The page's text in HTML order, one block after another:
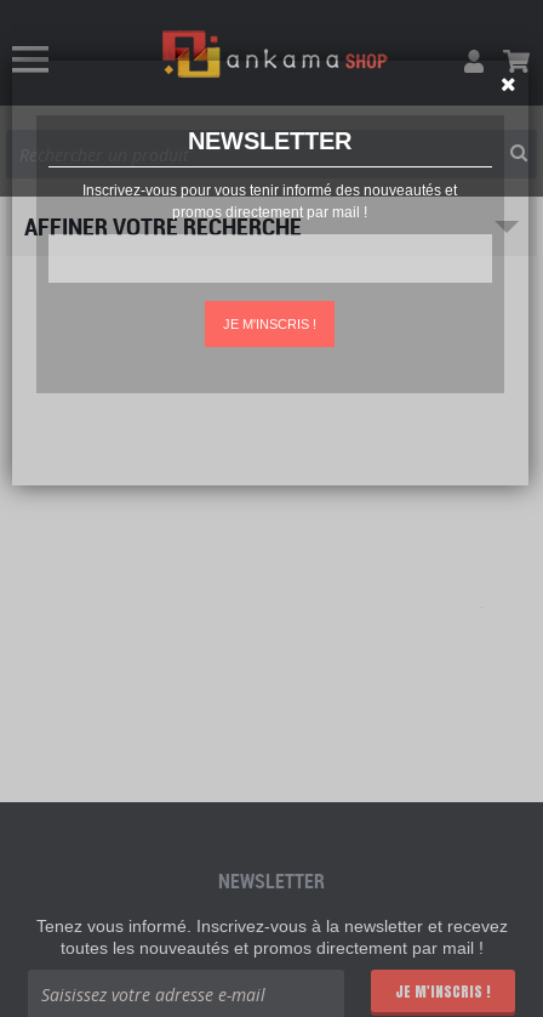
NEWSLETTER
Inscrivez-vous pour vous tenir informé des nouveautés et
promos directement par mail !
JE M'INSCRIS !
AFFINER VOTRE RECHERCHE
NEWSLETTER
Tenez vous informé. Inscrivez-vous à la newsletter et recevez
toutes les nouveautés et promos directement par mail !
JE M'INSCRIS !